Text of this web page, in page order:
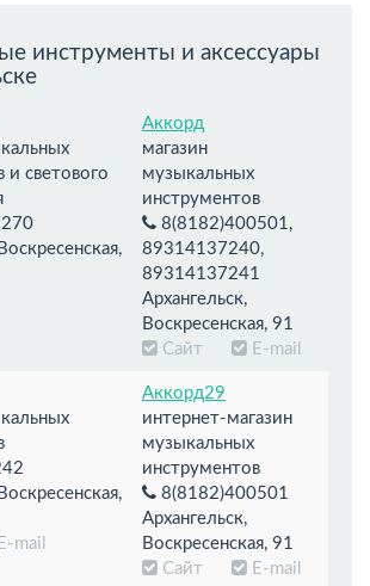
инструменты и аксессуары
и светового
Аккорд
магазин
музыкальных
инструментов
8(8182)400501,
89314137240,
89314137241
Архангельск,
Воскресенская, 91
Сайт
E-mail
E-mail
Аккорд29
интернет-магазин
музыкальных
инструментов
8(8182)400501
Архангельск,
Воскресенская, 91
Сайт
E-mail